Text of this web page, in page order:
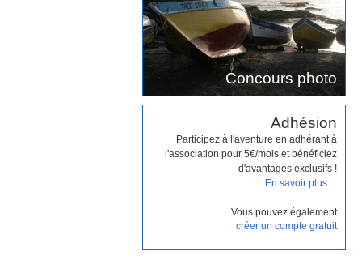
Concours photo
Adhésion
Participez à l'aventure en adhérant à
l'association pour 5€/mois et bénéficiez
d'avantages exclusifs !
En savoir plus…
Vous pouvez également
créer un compte gratuit